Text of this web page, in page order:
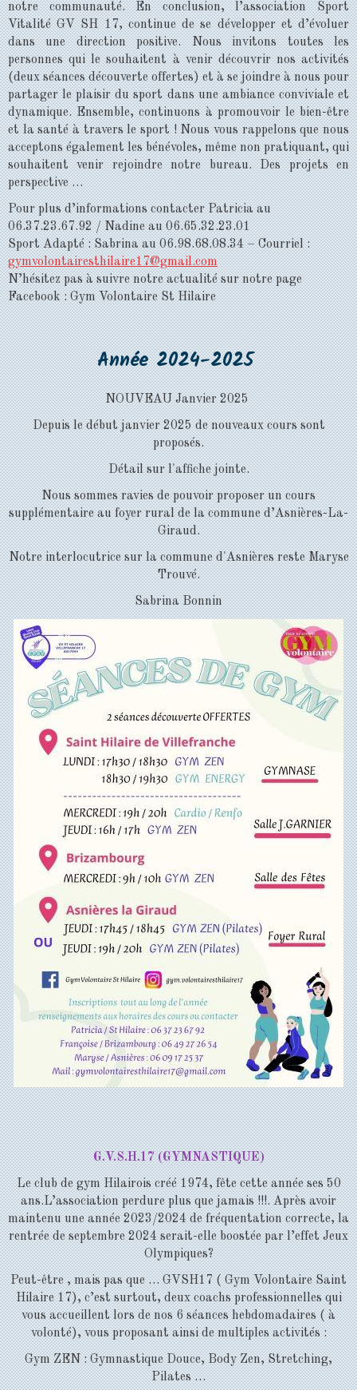
notre communauté. En conclusion, l’association Sport
Vitalité GV SH 17, continue de se développer et d’évoluer
dans une direction positive. Nous invitons toutes les
personnes qui le souhaitent à venir découvrir nos activités
(deux séances découverte offertes) et à se joindre à nous pour
partager le plaisir du sport dans une ambiance conviviale et
dynamique. Ensemble, continuons à promouvoir le bien-être
et la santé à travers le sport ! Nous vous rappelons que nous
acceptons également les bénévoles, même non pratiquant, qui
souhaitent venir rejoindre notre bureau. Des projets en
perspective …
Pour plus d’informations contacter Patricia au
06.37.23.67.92 / Nadine au 06.65.32.23.01
Sport Adapté : Sabrina au 06.98.68.08.34 – Courriel :
gymvolontairesthilaire17@gmail.com
N’hésitez pas à suivre notre actualité sur notre page
Facebook : Gym Volontaire St Hilaire
Année 2024-2025
NOUVEAU Janvier 2025
Depuis le début janvier 2025 de nouveaux cours sont
proposés.
Détail sur l'affiche jointe.
Nous sommes ravies de pouvoir proposer un cours
supplémentaire au foyer rural de la commune d’Asnières-La-
Giraud.
Notre interlocutrice sur la commune d'Asnières reste Maryse
Trouvé.
Sabrina Bonnin
G.V.S.H.17 (GYMNASTIQUE)
Le club de gym Hilairois créé 1974, fête cette année ses 50
ans.L’association perdure plus que jamais !!!. Après avoir
maintenu une année 2023/2024 de fréquentation correcte, la
rentrée de septembre 2024 serait-elle boostée par l’effet Jeux
Olympiques?
Peut-être , mais pas que … GVSH17 ( Gym Volontaire Saint
Hilaire 17), c’est surtout, deux coachs professionnelles qui
vous accueillent lors de nos 6 séances hebdomadaires ( à
volonté), vous proposant ainsi de multiples activités :
Gym ZEN : Gymnastique Douce, Body Zen, Stretching,
Pilates …